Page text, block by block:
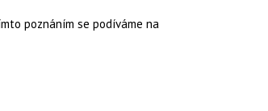
poznáním se podíváme na